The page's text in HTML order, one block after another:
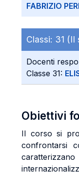
FABRIZIO
Classi: 31 (II
Docenti
Classe 31:
Obiettivi
Il corso si
confrontarsi